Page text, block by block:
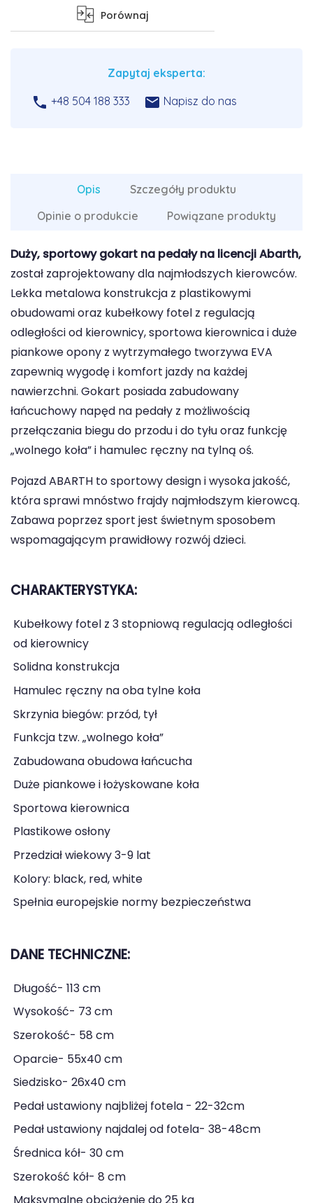
Porównaj
Zapytaj eksperta:
 +48 504 188 333  Napisz do nas
Opis
Szczegóły produktu
Opinie o produkcie
Powiązane produkty
Duży, sportowy gokart na pedały na licencji Abarth,
został zaprojektowany dla najmłodszych kierowców.
Lekka metalowa konstrukcja z plastikowymi
obudowami oraz kubełkowy fotel z regulacją
odległości od kierownicy, sportowa kierownica i duże
piankowe opony z wytrzymałego tworzywa EVA
zapewnią wygodę i komfort jazdy na każdej
nawierzchni. Gokart posiada zabudowany
łańcuchowy napęd na pedały z możliwością
przełączania biegu do przodu i do tyłu oraz funkcję
„wolnego koła” i hamulec ręczny na tylną oś.
Pojazd ABARTH to sportowy design i wysoka jakość,
która sprawi mnóstwo frajdy najmłodszym kierowcą.
Zabawa poprzez sport jest świetnym sposobem
wspomagającym prawidłowy rozwój dzieci.
CHARAKTERYSTYKA:
Kubełkowy fotel z 3 stopniową regulacją odległości
od kierownicy
Solidna konstrukcja
Hamulec ręczny na oba tylne koła
Skrzynia biegów: przód, tył
Funkcja tzw. „wolnego koła”
Zabudowana obudowa łańcucha
Duże piankowe i łożyskowane koła
Sportowa kierownica
Plastikowe osłony
Przedział wiekowy 3-9 lat
Kolory: black, red, white
Spełnia europejskie normy bezpieczeństwa
DANE TECHNICZNE:
Długość- 113 cm
Wysokość- 73 cm
Szerokość- 58 cm
Oparcie- 55x40 cm
Siedzisko- 26x40 cm
Pedał ustawiony najbliżej fotela - 22-32cm
Pedał ustawiony najdalej od fotela- 38-48cm
Średnica kół- 30 cm
Szerokość kół- 8 cm